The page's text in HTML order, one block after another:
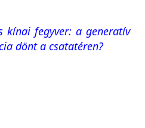
kínai fegyver: a generatív
dönt a csatatéren?